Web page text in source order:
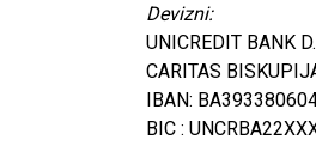
Devizni:
UNICREDIT BANK
CARITAS
IBAN:
BIC :